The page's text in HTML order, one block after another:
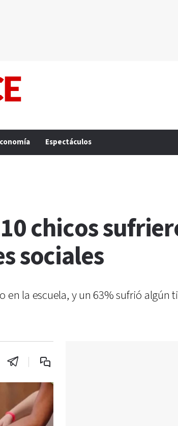
Espectáculos
chicos
sociales
la escuela, y un 63% sufrió algún